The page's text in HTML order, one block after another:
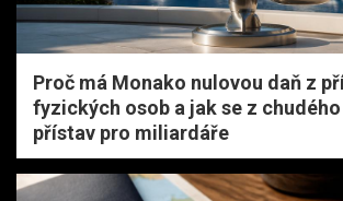
Proč má Monako nulovou daň z
fyzických osob a jak se z
přístav pro miliardáře